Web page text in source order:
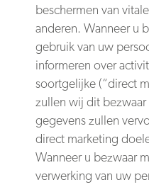
beschermen van
anderen. Wanneer u
gebruik van uw
informeren over
soortgelijke (“direct
zullen wij dit
gegevens zullen
direct marketing
Wanneer u bezwaar
verwerking van uw